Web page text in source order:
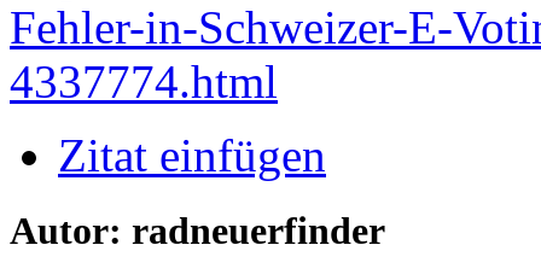
Fehler-in-Schweizer-E-
4337774.html
Zitat einfügen
Autor: radneuerfinder